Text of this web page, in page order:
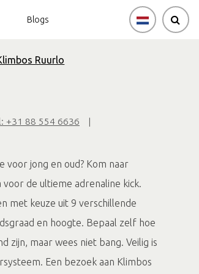
Blogs
Ruurlo
+31 88 554 6636
|
voor jong en oud? Kom naar
de ultieme adrenaline kick.
met keuze uit 9 verschillende
en hoogte. Bepaal zelf hoe
zijn, maar wees niet bang. Veilig is
Een bezoek aan Klimbos